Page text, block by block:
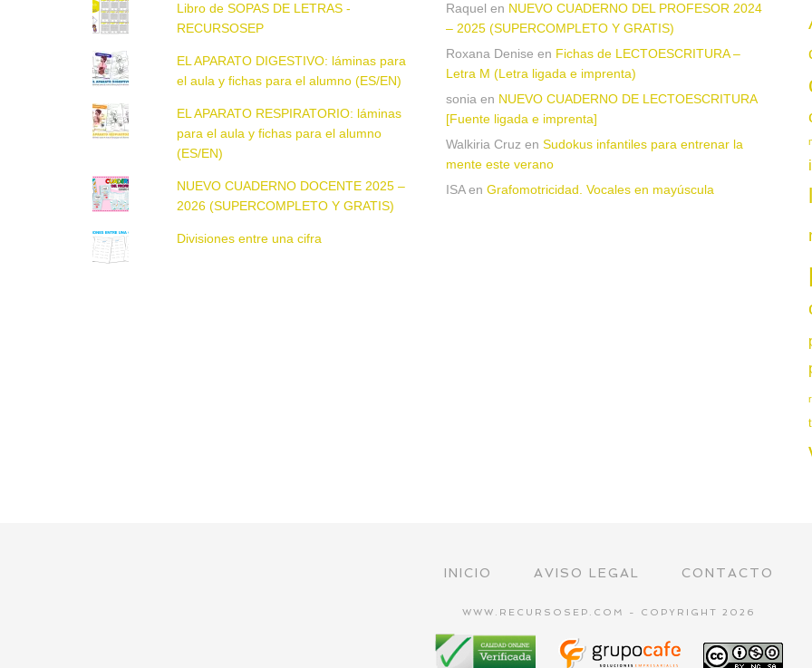
Libro de SOPAS DE LETRAS -
RECURSOSEP
EL APARATO DIGESTIVO: láminas para
el aula y fichas para el alumno (ES/EN)
EL APARATO RESPIRATORIO: láminas
para el aula y fichas para el alumno
(ES/EN)
NUEVO CUADERNO DOCENTE 2025 –
2026 (SUPERCOMPLETO Y GRATIS)
Divisiones entre una cifra
Raquel en NUEVO CUADERNO DEL PROFESOR 2024
– 2025 (SUPERCOMPLETO Y GRATIS)
Roxana Denise en Fichas de LECTOESCRITURA –
Letra M (Letra ligada e imprenta)
sonia en NUEVO CUADERNO DE LECTOESCRITURA
[Fuente ligada e imprenta]
Walkiria Cruz en Sudokus infantiles para entrenar la
mente este verano
ISAen Grafomotricidad. Vocales en mayúscula
INICIO AVISO LEGAL CONTACTO
WWW.RECURSOSEP.COM - COPYRIGHT 2026